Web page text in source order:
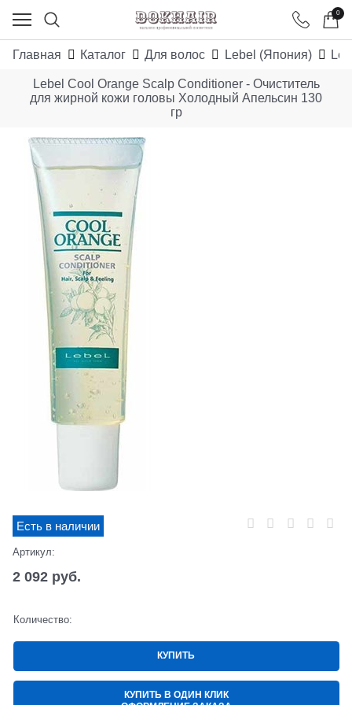
0
Главная Каталог Для волос Lebel (Япония)
Lebel Cool Orange Scalp Conditioner - Очиститель
для жирной кожи головы Холодный Апельсин 130
гр
Есть в наличии
Артикул:
2 092 руб.
Количество:
КУПИТЬ
КУПИТЬ В ОДИН КЛИК